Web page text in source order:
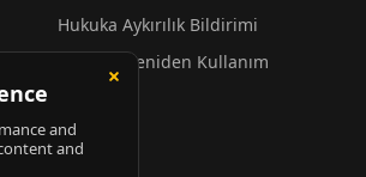
Hukuka Aykırılık Bildirimi
Alıntı ve Yeniden Kullanım
Hakkında
Künye